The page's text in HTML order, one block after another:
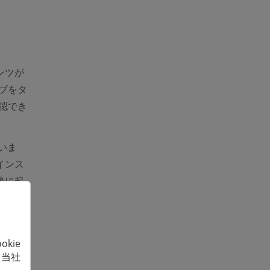
ツが
をタ
でき
ま
ンス
に起
社